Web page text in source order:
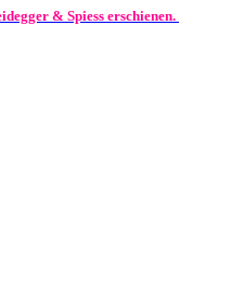
& Spiess erschienen.